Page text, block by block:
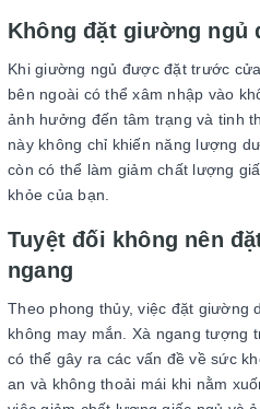
Không đặt giường ngủ
Khi giường ngủ được đặt trước
bên ngoài có thể xâm nhập vào
ảnh hưởng đến tâm trạng và tinh
này không chỉ khiến năng lượng
còn có thể làm giảm chất lượng
khỏe của bạn.
Tuyệt đối không nên
ngang
Theo phong thủy, việc đặt giường
không may mắn. Xà ngang tượng
có thể gây ra các vấn đề về sức
an và không thoải mái khi nằm